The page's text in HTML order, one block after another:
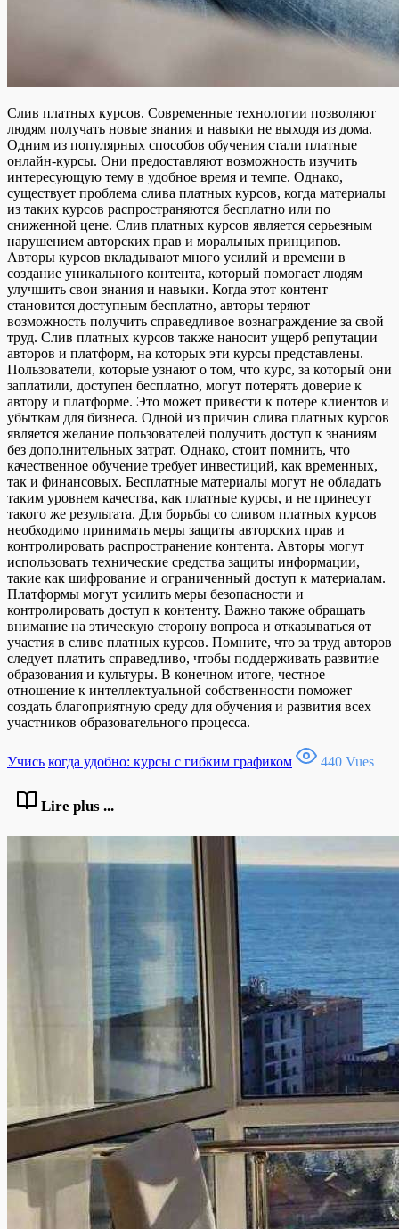
Слив платных курсов. Современные технологии позволяют
людям получать новые знания и навыки не выходя из дома.
Одним из популярных способов обучения стали платные
онлайн-курсы. Они предоставляют возможность изучить
интересующую тему в удобное время и темпе. Однако,
существует проблема слива платных курсов, когда материалы
из таких курсов распространяются бесплатно или по
сниженной цене. Слив платных курсов является серьезным
нарушением авторских прав и моральных принципов.
Авторы курсов вкладывают много усилий и времени в
создание уникального контента, который помогает людям
улучшить свои знания и навыки. Когда этот контент
становится доступным бесплатно, авторы теряют
возможность получить справедливое вознаграждение за свой
труд. Слив платных курсов также наносит ущерб репутации
авторов и платформ, на которых эти курсы представлены.
Пользователи, которые узнают о том, что курс, за который они
заплатили, доступен бесплатно, могут потерять доверие к
автору и платформе. Это может привести к потере клиентов и
убыткам для бизнеса. Одной из причин слива платных курсов
является желание пользователей получить доступ к знаниям
без дополнительных затрат. Однако, стоит помнить, что
качественное обучение требует инвестиций, как временных,
так и финансовых. Бесплатные материалы могут не обладать
таким уровнем качества, как платные курсы, и не принесут
такого же результата. Для борьбы со сливом платных курсов
необходимо принимать меры защиты авторских прав и
контролировать распространение контента. Авторы могут
использовать технические средства защиты информации,
такие как шифрование и ограниченный доступ к материалам.
Платформы могут усилить меры безопасности и
контролировать доступ к контенту. Важно также обращать
внимание на этическую сторону вопроса и отказываться от
участия в сливе платных курсов. Помните, что за труд авторов
следует платить справедливо, чтобы поддерживать развитие
образования и культуры. В конечном итоге, честное
отношение к интеллектуальной собственности поможет
создать благоприятную среду для обучения и развития всех
участников образовательного процесса.
Учись когда удобно: курсы с гибким графиком 440 Vues
Lire plus ...